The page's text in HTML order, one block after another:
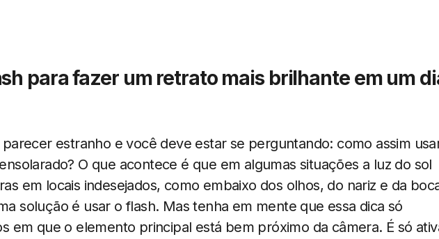
para fazer um retrato mais brilhante em um
estranho e você deve estar se perguntando: como assim
O que acontece é que em algumas situações a luz do sol
em locais indesejados, como embaixo dos olhos, do nariz e da
solução é usar o flash. Mas tenha em mente que essa dica só
em que o elemento principal está bem próximo da câmera. É só